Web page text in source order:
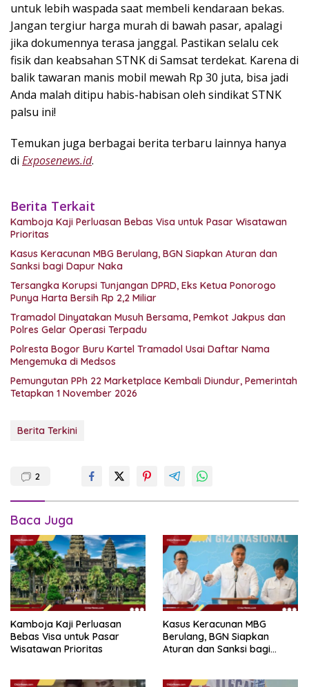
untuk lebih waspada saat membeli kendaraan bekas.
Jangan tergiur harga murah di bawah pasar, apalagi
jika dokumennya terasa janggal. Pastikan selalu cek
fisik dan keabsahan STNK di Samsat terdekat. Karena di
balik tawaran manis mobil mewah Rp 30 juta, bisa jadi
Anda malah ditipu habis-habisan oleh sindikat STNK
palsu ini!
Temukan juga berbagai berita terbaru lainnya hanya
di Exposenews.id.
Berita Terkait
Kamboja Kaji Perluasan Bebas Visa untuk Pasar Wisatawan
Prioritas
Kasus Keracunan MBG Berulang, BGN Siapkan Aturan dan
Sanksi bagi Dapur Naka
Tersangka Korupsi Tunjangan DPRD, Eks Ketua Ponorogo
Punya Harta Bersih Rp 2,2 Miliar
Tramadol Dinyatakan Musuh Bersama, Pemkot Jakpus dan
Polres Gelar Operasi Terpadu
Polresta Bogor Buru Kartel Tramadol Usai Daftar Nama
Mengemuka di Medsos
Pemungutan PPh 22 Marketplace Kembali Diundur, Pemerintah
Tetapkan 1 November 2026
Berita Terkini
2
Baca Juga
Kamboja Kaji Perluasan
Bebas Visa untuk Pasar
Wisatawan Prioritas
Kasus Keracunan MBG
Berulang, BGN Siapkan
Aturan dan Sanksi bagi